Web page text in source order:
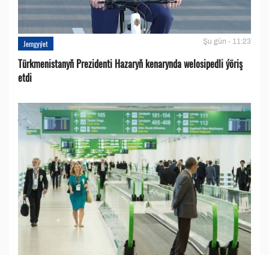
Jemgyýet Şu gün - 11:23
Türkmenistanyň Prezidenti Hazaryň kenarynda welosipedli ýöriş
etdi